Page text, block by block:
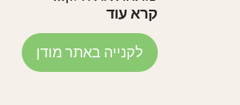
קרא עוד
לקנייה באתר מודן